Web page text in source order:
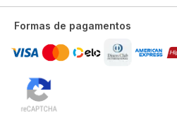
Formas de pagamentos